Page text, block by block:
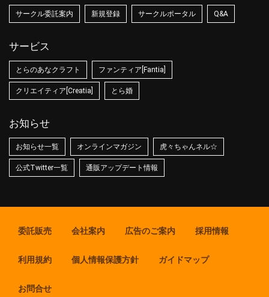
サークル委託案内 新規登録 サークルポータル Q&A
サービス
とらのあなクラフト ファンティア[Fantia]
クリエイティア[Creatia] とら婚
お知らせ
お知らせ一覧 オンラインマガジン 虎々ちゃんネル☆
公式Twitter一覧 通販アップデート情報
委託販売 会社案内 広告のご案内 採用情報
利用規約 個人情報保護方針 ガイドマップ
お問合せ